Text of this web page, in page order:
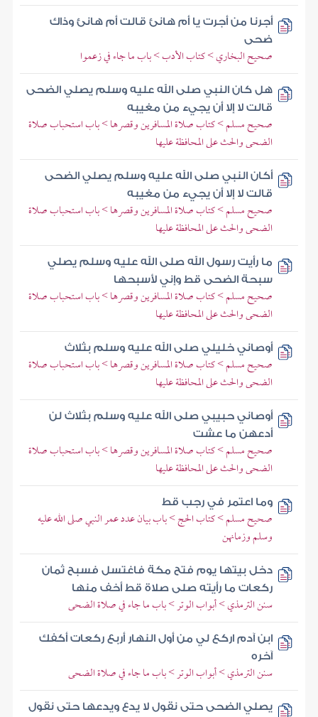
أجرنا من أجرت يا أم هانئ قالت أم هانئ وذاك
ضحى
صحيح البخاري > كتاب الأدب > باب ما جاء في زعموا
هل كان النبي صلى الله عليه وسلم يصلي الضحى
قالت لا إلا أن يجيء من مغيبه
صحيح مسلم > كتاب صلاة المسافرين وقصرها > باب استحباب صلاة
الضحى والحث على المحافظة عليها
أكان النبي صلى الله عليه وسلم يصلي الضحى
قالت لا إلا أن يجيء من مغيبه
صحيح مسلم > كتاب صلاة المسافرين وقصرها > باب استحباب صلاة
الضحى والحث على المحافظة عليها
ما رأيت رسول الله صلى الله عليه وسلم يصلي
سبحة الضحى قط وإني لأسبحها
صحيح مسلم > كتاب صلاة المسافرين وقصرها > باب استحباب صلاة
الضحى والحث على المحافظة عليها
أوصاني خليلي صلى الله عليه وسلم بثلاث
صحيح مسلم > كتاب صلاة المسافرين وقصرها > باب استحباب صلاة
الضحى والحث على المحافظة عليها
أوصاني حبيبي صلى الله عليه وسلم بثلاث لن
أدعهن ما عشت
صحيح مسلم > كتاب صلاة المسافرين وقصرها > باب استحباب صلاة
الضحى والحث على المحافظة عليها
وما اعتمر في رجب قط
صحيح مسلم > كتاب الحج > باب بيان عدد عمر النبي صلى الله عليه
وسلم وزمانهن
دخل بيتها يوم فتح مكة فاغتسل فسبح ثمان
ركعات ما رأيته صلى صلاة قط أخف منها
سنن الترمذي > أبواب الوتر > باب ما جاء في صلاة الضحى
ابن آدم اركع لي من أول النهار أربع ركعات أكفك
آخره
سنن الترمذي > أبواب الوتر > باب ما جاء في صلاة الضحى
يصلي الضحى حتى نقول لا يدع ويدعها حتى نقول